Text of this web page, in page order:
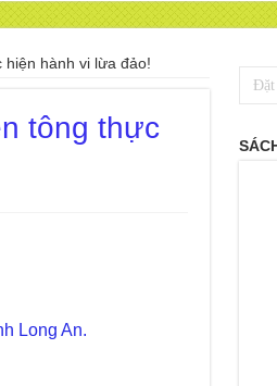
hành vi lừa đảo!
tông thực
Long An.